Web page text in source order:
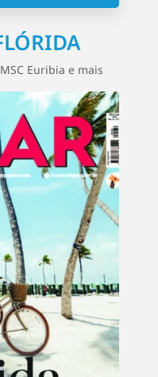
Euribia e mais